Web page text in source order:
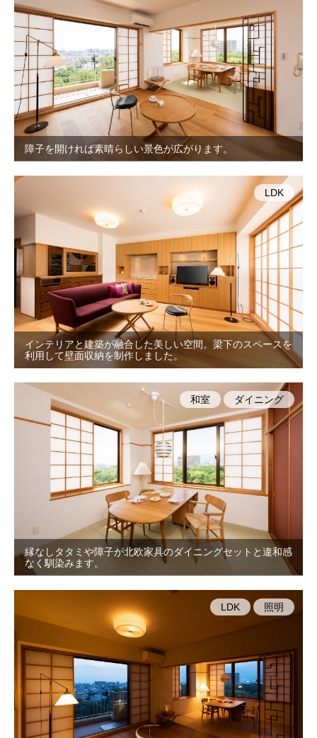
障子を開ければ素晴らしい景色が広がります。
インテリアと建築が融合した美しい空間。梁下のスペースを
利用して壁面収納を制作しました。
LDK
縁なしタタミや障子が北欧家具のダイニングセットと違和感
なく馴染みます。
和室 ダイニング
LDK 照明